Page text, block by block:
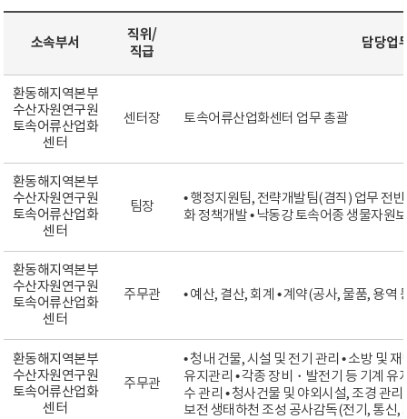
소속부서
직위/
직급
담당업
환동해지역본부
수산자원연구원
토속어류산업화
센터
센터장 토속어류산업화센터 업무 총괄
환동해지역본부
수산자원연구원
토속어류산업화
센터
팀장
• 행정지원팀, 전략개발팀(겸직) 업무 전
화 정책개발 • 낙동강 토속어종 생물자원
환동해지역본부
수산자원연구원
토속어류산업화
센터
주무관 • 예산, 결산, 회계 • 계약(공사, 물품, 용역
환동해지역본부
수산자원연구원
토속어류산업화
센터
주무관
• 청내 건물, 시설 및 전기 관리 • 소방 및
유지관리 • 각종 장비・발전기 등 기계 유
수 관리 • 청사건물 및 야외시설, 조경 관
보전 생태하천 조성 공사감독(전기, 통신,